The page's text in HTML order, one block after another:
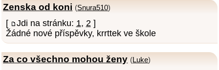
Zenska od koni (Snura510)
[ Jdi na stránku: 1, 2]
Žádné nové příspěvky, krrttek ve škole
Za co všechno mohou ženy (Luke)